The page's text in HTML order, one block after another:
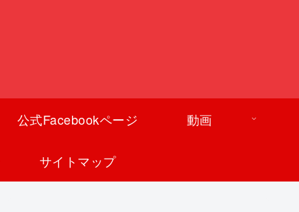
公式Facebookページ 動画
サイトマップ